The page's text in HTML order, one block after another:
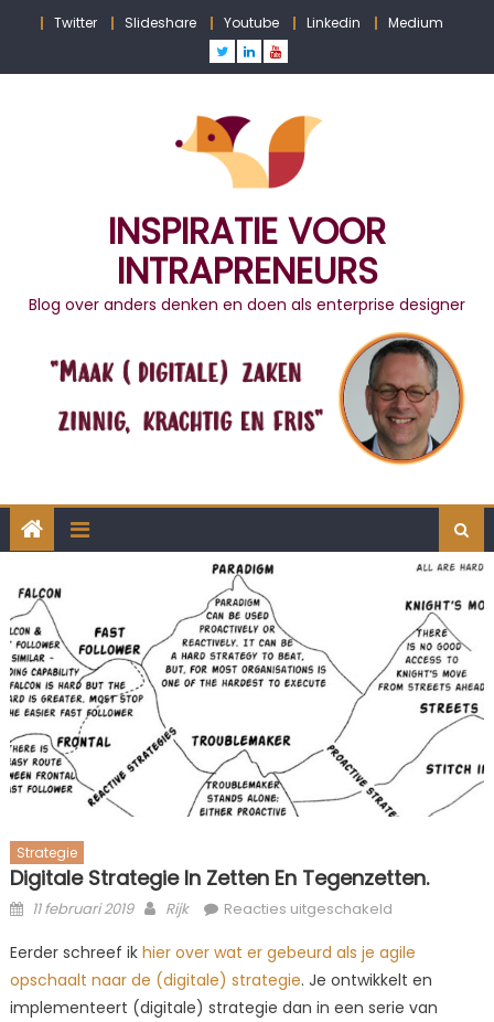
Twitter Slideshare Youtube Linkedin Medium
INSPIRATIE VOOR
INTRAPRENEURS
Blog over anders denken en doen als enterprise designer
Strategie
Digitale Strategie In Zetten En Tegenzetten.
Posted
11 februari 2019 Author
Rijk Reacties uitgeschakeldvoor
Strategie
in
zetten
Eerder schreef ik hier over wat er gebeurd als je agile
opschaalt naar de (digitale) strategie. Je ontwikkelt en
implementeert (digitale) strategie dan in een serie van